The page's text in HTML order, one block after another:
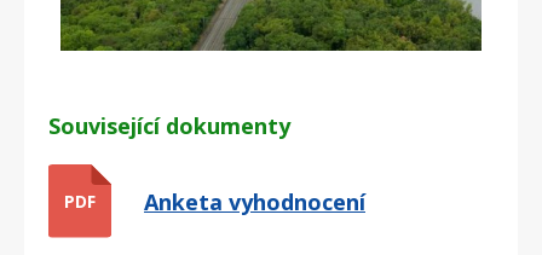
Související dokumenty
PDF Anketa vyhodnocení